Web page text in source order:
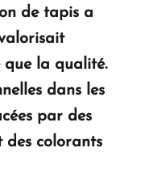
de tapis a
la qualité.
dans les
par des
des colorants